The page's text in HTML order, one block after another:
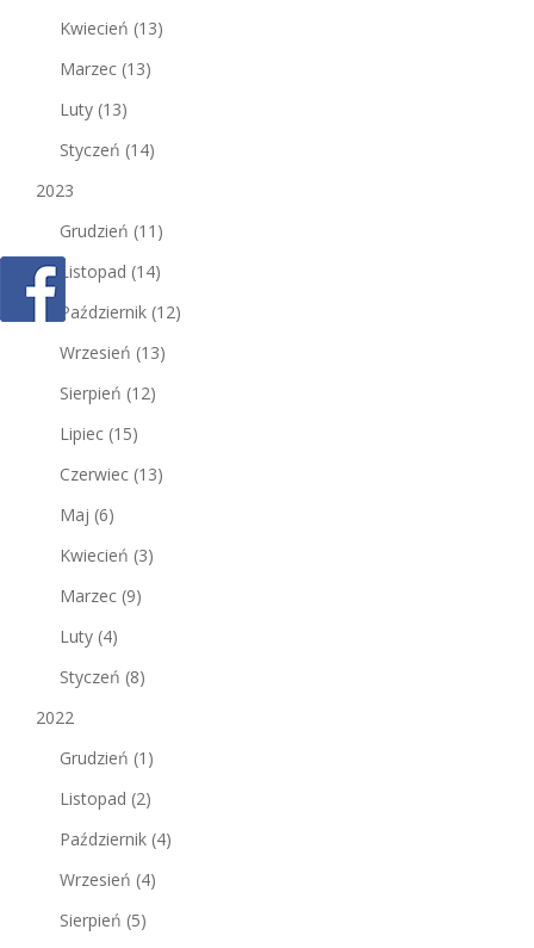
Kwiecień (13)
Marzec (13)
Luty (13)
Styczeń (14)
2023
Grudzień (11)
Listopad (14)
Październik (12)
Wrzesień (13)
Sierpień (12)
Lipiec (15)
Czerwiec (13)
Maj (6)
Kwiecień (3)
Marzec (9)
Luty (4)
Styczeń (8)
2022
Grudzień (1)
Listopad (2)
Październik (4)
Wrzesień (4)
Sierpień (5)